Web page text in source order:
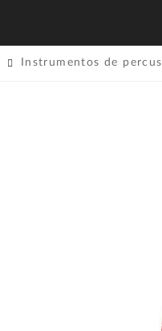
Instrumentos de